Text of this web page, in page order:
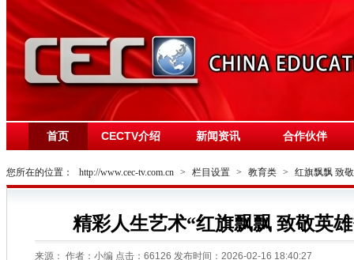
首页 CECTV介绍 新闻资讯 合作伙伴
您所在的位置： http://www.cec-tv.com.cn > 栏目设置 > 教育类 > 红旗飘飘 致
精彩人生艺术“红旗飘飘 致敬英
来源： 作者：小编 点击： 66126 发布时间：2026-02-16 18:40:27